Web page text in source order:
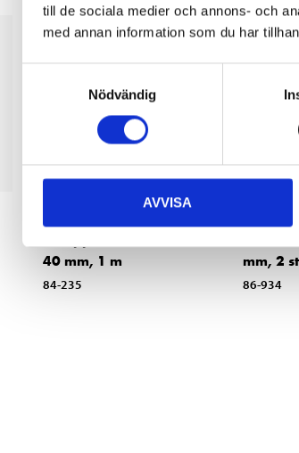
till de sociala medier och annons- och
med annan information som du har
Nödvändig
AVVISA
40 mm, 1 m
84-235
mm, 2
86-934